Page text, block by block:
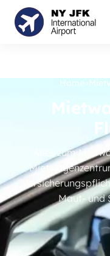
Home
Alles zum
Maut- und